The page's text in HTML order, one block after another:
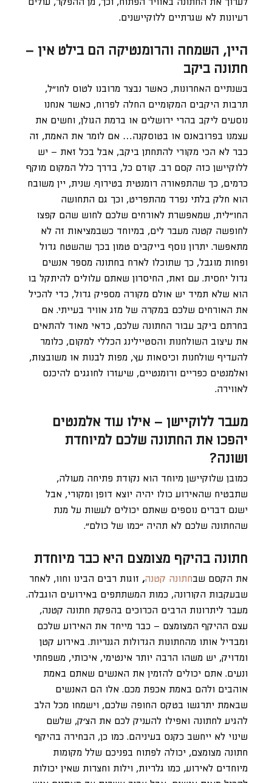
לערוך את החתונה באוויר הפתוח, וכך, מן ההפקר, עולים
רעיונות לא שגרתיים ללוקיישנים.
היין, השמחה והרומנטיקה הם בילט אין –
חתונה ביקב
בשנתיים האחרונות, כאשר נבצר מרובנו לטוס לחו”ל,
תרבות היקבים המקומיים החלה לפרוח, כאשר אנחנו
נוסעים ליקב בהרי ירושלים או ברמת הגולן, וחשים את
עצמנו בפרובאנס או בטוסקנה… אם לומר את האמת, זה
כבר לא הכי מקורי להתחתן ביקב, אבל בכל זאת – יש
ללוקיישן כזה קסם רב. קודם כל, בדרך כלל המקום מוקף
כרמים, כך שהתפאורה רומנטית בטירוף. שנית, יין משובח
הוא חלק בלתי נפרד מהתפריט, וכך גם התחושה
החו”לית, שמאפשרת לאורחים שלכם לחוש שהם קפצו
לחופשה קטנה מעבר לים, במיוחד כשבמציאות זה לא
מתאפשר. יתרון נוסף בייקבים טמון בכך שהשטח גדול
ופחות מוגבל, כך שתוכלו לארח בחתונה מספר אנשים
גדול יחסית. עם זאת, החיסרון שאתם עלולים להיתקל בו
הוא שלא תמיד יש אולם מקורה מספיק גדול, כדי להכיל
את האורחים שלכם במקרה של מזג אוויר בעייתי. אם
בחרתם ביקב עבור החתונה שלכם, כדאי מאוד להתאים
את עיצוב השולחנות והסטיילינג הכללי למקום, כלומר
להעדיף שולחנות וכיסאות עץ, מפות לבנות או משובצות,
ואלמנטים כפריים ורומנטיים, שיעזרו לחוגגים להיכנס
לאווירה.
מעבר ללוקיישן – אילו עוד אלמנטים
יהפכו את החתונה שלכם למיוחדת
ושונה?
כמובן שלוקיישן מיוחד הוא נקודת פתיחה מעולה,
שתבטיח שהאירוע כולו יהיה יוצא דופן ומקורי, אבל
ישנם דברים נוספים שאתם יכולים לעשות על מנת
שהחתונה שלכם לא תהיה “כמו של כולם”.
חתונה בהיקף מצומצם היא כבר מיוחדת
את הקסם שבחתונה קטנה, זוגות רבים הבינו וחוו, לאחר
שבעקבות הקורונה, כמות המשתתפים באירועים הוגבלה.
מעבר ליתרונות הרבים הכרוכים בהפקת חתונה קטנה,
עצם ההיקף המצומצם – כבר מייחד את האירוע שלכם
ומבדיל אותו מהחתונות הגדולות הגנריות. באירוע קטן
ומדויק, יש משהו הרבה יותר אינטימי, איכותי, משפחתי
ונעים. אתם יכולים להזמין את האנשים שאתם באמת
אוהבים ולהם באמת אכפת מכם. אלו הם האנשים
שבאמת יתרגשו בטקס החופה שלכם, וישמחו מכל הלב
להגיע לחתונה ואפילו להעניק לכם את הצ’ק, שלשם
שינוי לא ייחשב כקנס בעיניהם. כמו כן, הבחירה בהיקף
חתונה מצומצם, יכולה לפתוח בפניכם שלל מקומות
מיוחדים לאירוע, כמו גלריות, וילות וחצרות שאין יכולות